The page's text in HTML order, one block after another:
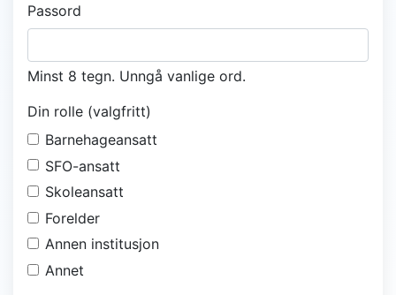
Passord
Minst 8 tegn. Unngå vanlige ord.
Din rolle (valgfritt)
Barnehageansatt
SFO-ansatt
Skoleansatt
Forelder
Annen institusjon
Annet